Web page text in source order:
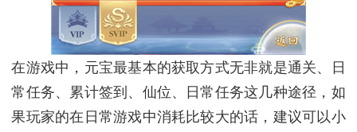
在游戏中，元宝最基本的获取方式无非就是通关、日
常任务、累计签到、仙位、日常任务这几种途径，如
果玩家的在日常游戏中消耗比较大的话，建议可以小